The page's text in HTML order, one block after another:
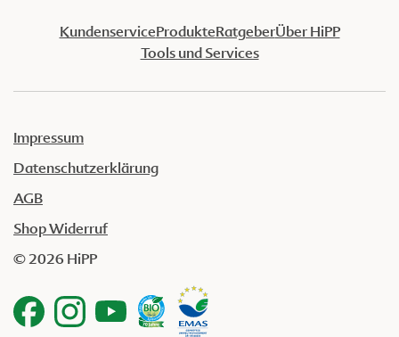
KundenserviceProdukteRatgeberÜber HiPP
Tools und Services
Impressum
Datenschutzerklärung
AGB
Shop Widerruf
© 2026 HiPP